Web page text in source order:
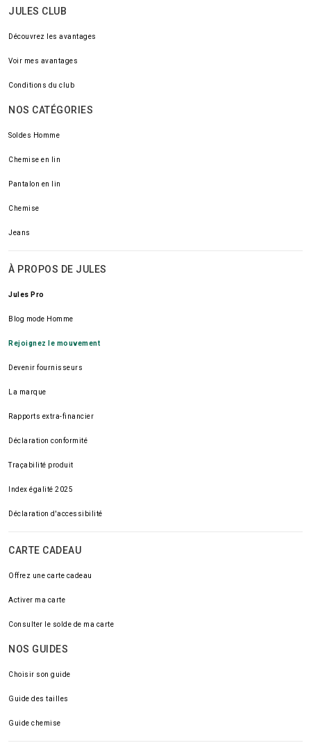
JULES CLUB
Découvrez les avantages
Voir mes avantages
Conditions du club
NOS CATÉGORIES
Soldes Homme
Chemise en lin
Pantalon en lin
Chemise
Jeans
À PROPOS DE JULES
Jules Pro
Blog mode Homme
Rejoignez le mouvement
Devenir fournisseurs
La marque
Rapports extra-financier
Déclaration conformité
Traçabilité produit
Index égalité 2025
Déclaration d'accessibilité
CARTE CADEAU
Offrez une carte cadeau
Activer ma carte
Consulter le solde de ma carte
NOS GUIDES
Choisir son guide
Guide des tailles
Guide chemise